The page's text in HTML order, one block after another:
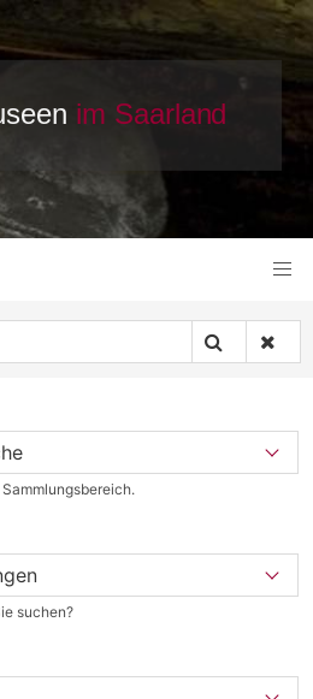
suchen?